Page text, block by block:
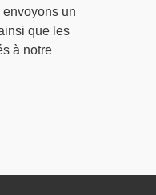
un
que les
à notre